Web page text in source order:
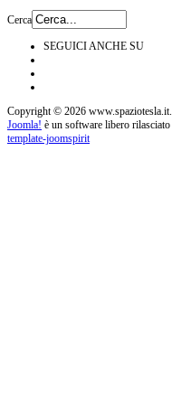
Cerca
SEGUICI ANCHE SU
Copyright © 2026
Joomla! è un software libero
template-joomspirit